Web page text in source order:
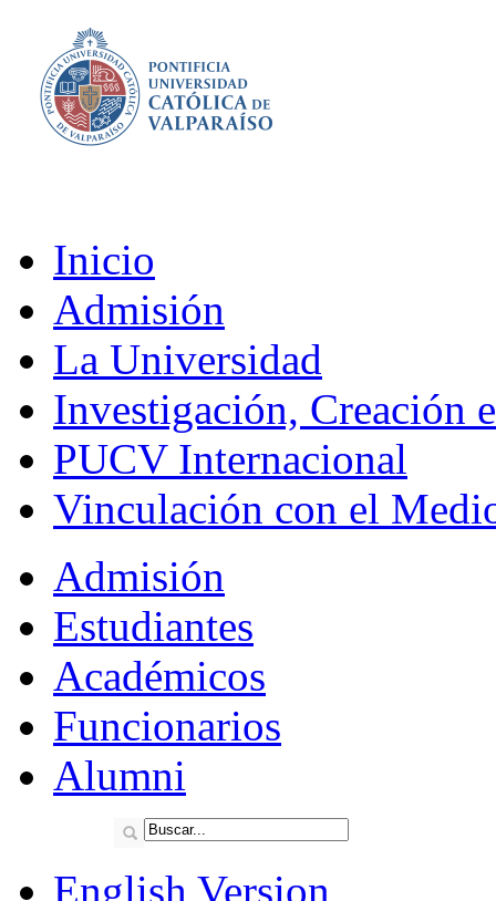
Inicio
Admisión
La Universidad
Investigación, Creación
PUCV Internacional
Vinculación con el
Admisión
Estudiantes
Académicos
Funcionarios
Alumni
English Version